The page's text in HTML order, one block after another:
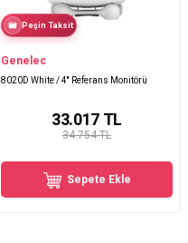
Peşin Taksit
Genelec
8020D White / 4'' Referans Monitörü
34.754 TL
33.017TL
Sepete Ekle